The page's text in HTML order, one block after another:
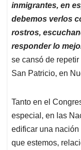
inmigrantes, en
debemos verlos
rostros,
responder lo
se cansó de
San Patricio, en
Tanto en el
especial, en las
edificar una
que estemos,